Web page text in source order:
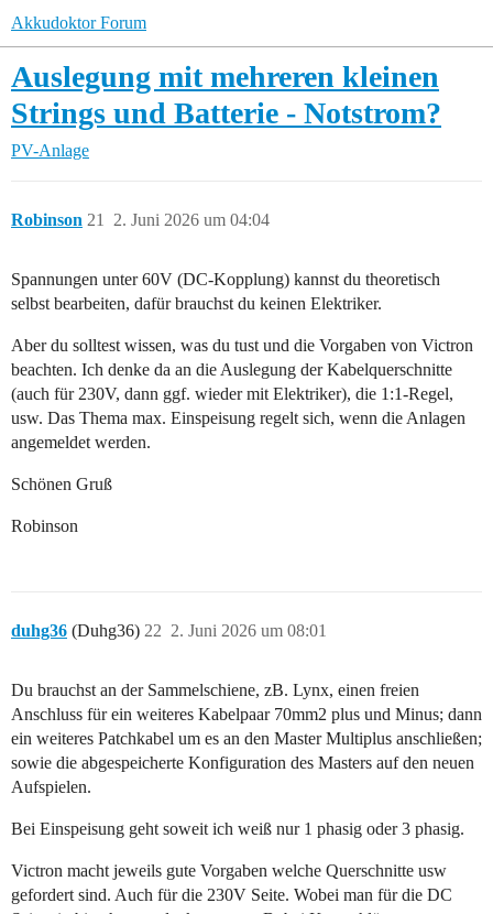
Akkudoktor Forum
Auslegung mit mehreren kleinen
Strings und Batterie - Notstrom?
PV-Anlage
Robinson 2. Juni 2026 um 04:04
21
Spannungen unter 60V (DC-Kopplung) kannst du theoretisch
selbst bearbeiten, dafür brauchst du keinen Elektriker.
Aber du solltest wissen, was du tust und die Vorgaben von Victron
beachten. Ich denke da an die Auslegung der Kabelquerschnitte
(auch für 230V, dann ggf. wieder mit Elektriker), die 1:1-Regel,
usw. Das Thema max. Einspeisung regelt sich, wenn die Anlagen
angemeldet werden.
Schönen Gruß
Robinson
duhg36 (Duhg36) 2. Juni 2026 um 08:01
22
Du brauchst an der Sammelschiene, zB. Lynx, einen freien
Anschluss für ein weiteres Kabelpaar 70mm2 plus und Minus; dann
ein weiteres Patchkabel um es an den Master Multiplus anschließen;
sowie die abgespeicherte Konfiguration des Masters auf den neuen
Aufspielen.
Bei Einspeisung geht soweit ich weiß nur 1 phasig oder 3 phasig.
Victron macht jeweils gute Vorgaben welche Querschnitte usw
gefordert sind. Auch für die 230V Seite. Wobei man für die DC